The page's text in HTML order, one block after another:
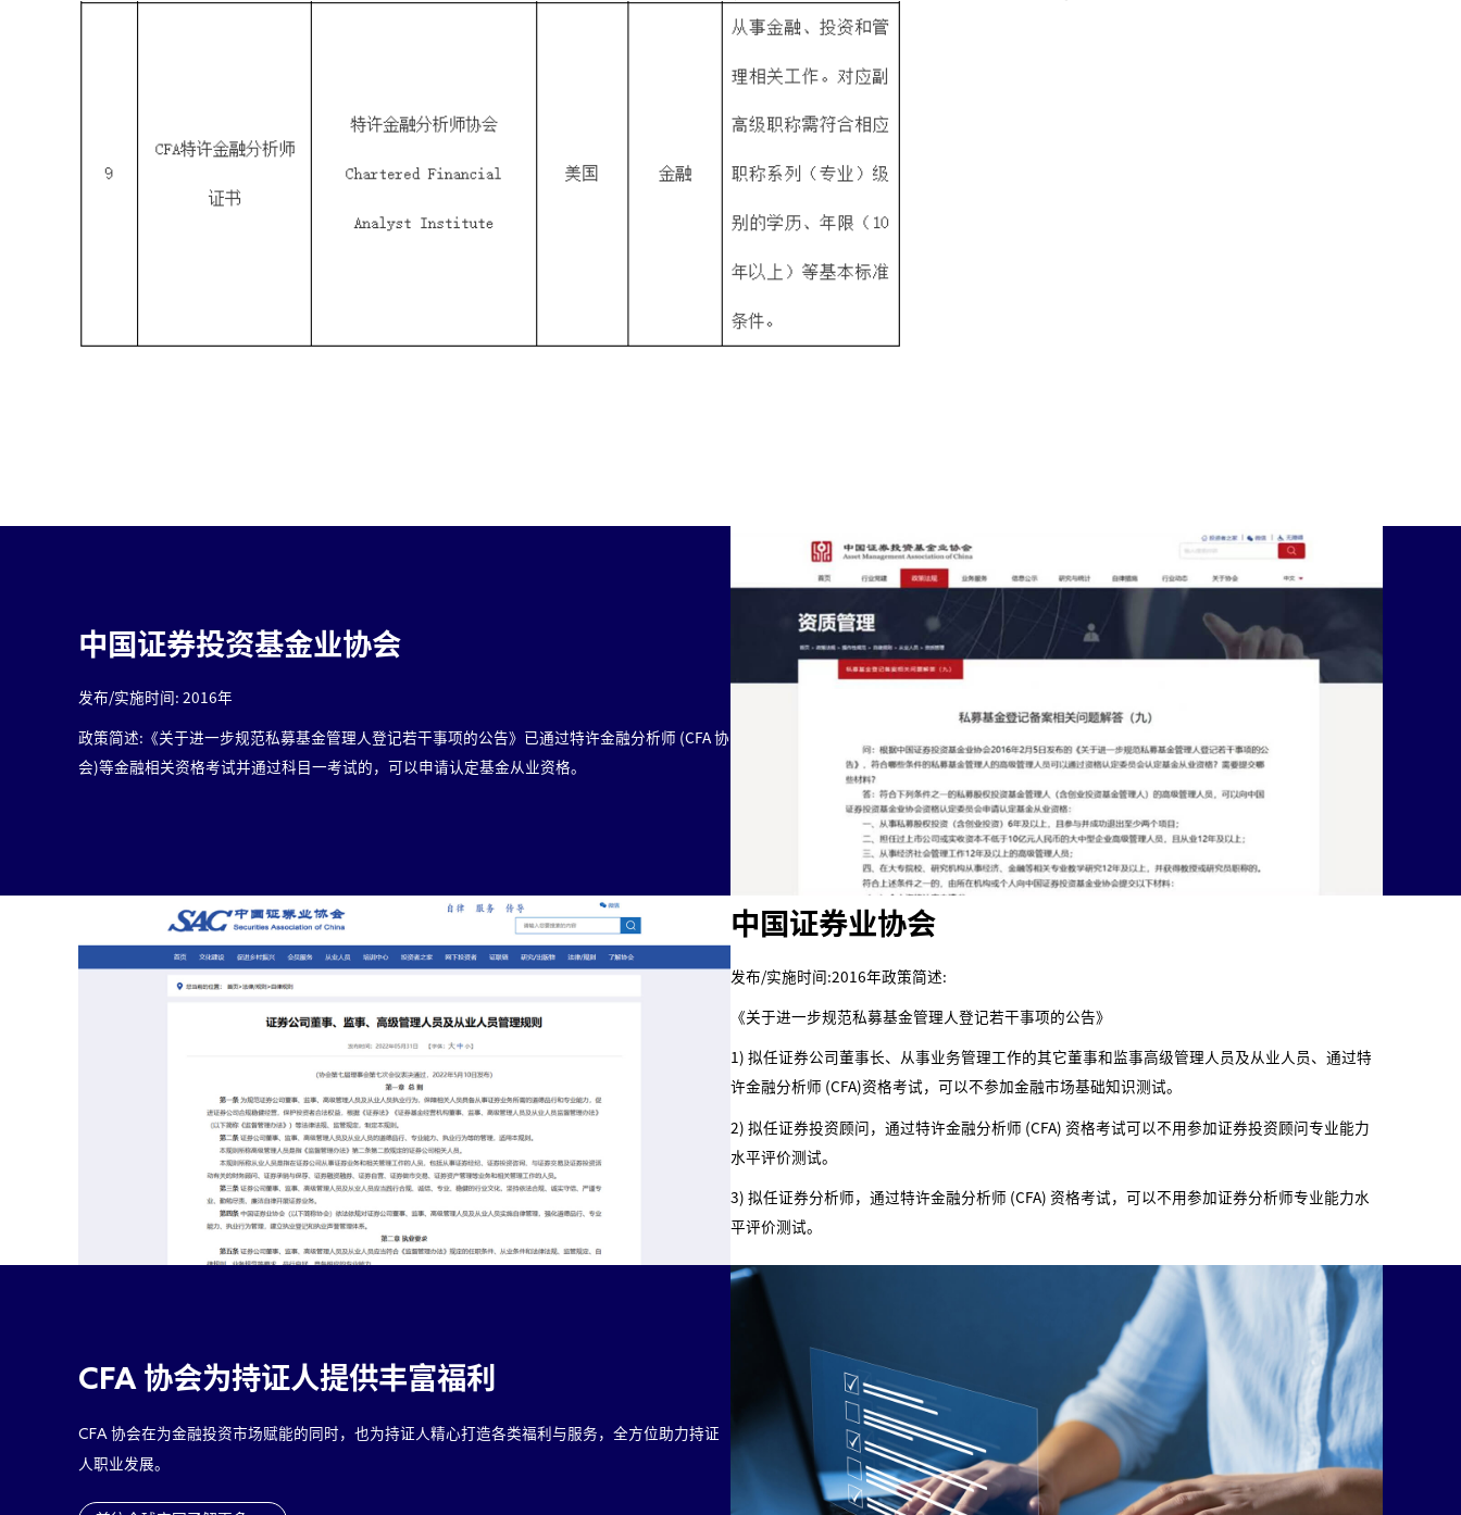
中国证券投资基金业协会
发布/实施时间: 2016年
政策简述:《关于进一步规范私募基金管理人登记若干事项的公告》已通过特许金融分析师 (CFA 协
会)等金融相关资格考试并通过科目一考试的，可以申请认定基金从业资格。
中国证券业协会
发布/实施时间:2016年政策简述:
《关于进一步规范私募基金管理人登记若干事项的公告》
1) 拟任证券公司董事长、从事业务管理工作的其它董事和监事高级管理人员及从业人员、通过特
许金融分析师 (CFA)资格考试，可以不参加金融市场基础知识测试。
2) 拟任证券投资顾问，通过特许金融分析师 (CFA) 资格考试可以不用参加证券投资顾问专业能力
水平评价测试。
3) 拟任证券分析师，通过特许金融分析师 (CFA) 资格考试，可以不用参加证券分析师专业能力水
平评价测试。
CFA 协会为持证人提供丰富福利
CFA 协会在为金融投资市场赋能的同时，也为持证人精心打造各类福利与服务，全方位助力持证
人职业发展。